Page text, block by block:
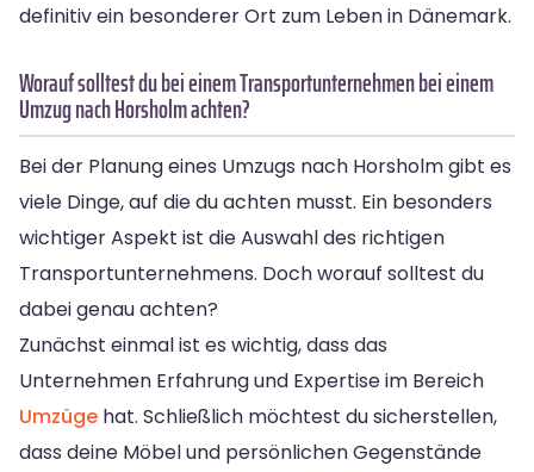
definitiv ein besonderer Ort zum Leben in Dänemark.
Worauf solltest du bei einem Transportunternehmen bei einem
Umzug nach Horsholm achten?
Bei der Planung eines Umzugs nach Horsholm gibt es
viele Dinge, auf die du achten musst. Ein besonders
wichtiger Aspekt ist die Auswahl des richtigen
Transportunternehmens. Doch worauf solltest du
dabei genau achten?
Zunächst einmal ist es wichtig, dass das
Unternehmen Erfahrung und Expertise im Bereich
Umzüge hat. Schließlich möchtest du sicherstellen,
dass deine Möbel und persönlichen Gegenstände